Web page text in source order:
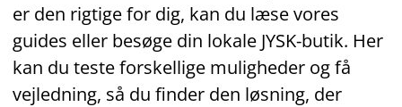
er den rigtige for dig, kan du læse vores
guides eller besøge din lokale JYSK‑butik. Her
kan du teste forskellige muligheder og få
vejledning, så du finder den løsning, der